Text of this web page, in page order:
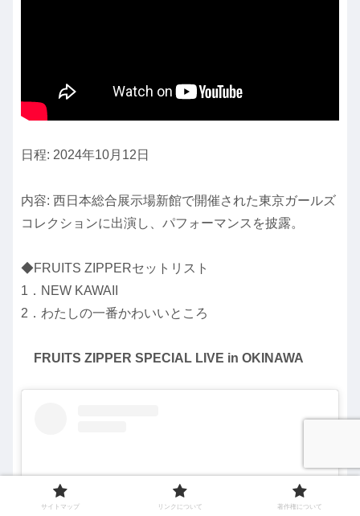
日程: 2024年10月12日
内容: 西日本総合展示場新館で開催された東京ガールズ
コレクションに出演し、パフォーマンスを披露。
◆FRUITS ZIPPERセットリスト
1．NEW KAWAII
2．わたしの一番かわいいところ
FRUITS ZIPPER SPECIAL LIVE in OKINAWA
サイトマップ リンクについて 著作権について